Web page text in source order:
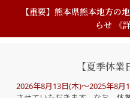
【重要】熊本県熊本地方の
らせ 《
【夏季休業
2026年8月13日(木)～2025年8月